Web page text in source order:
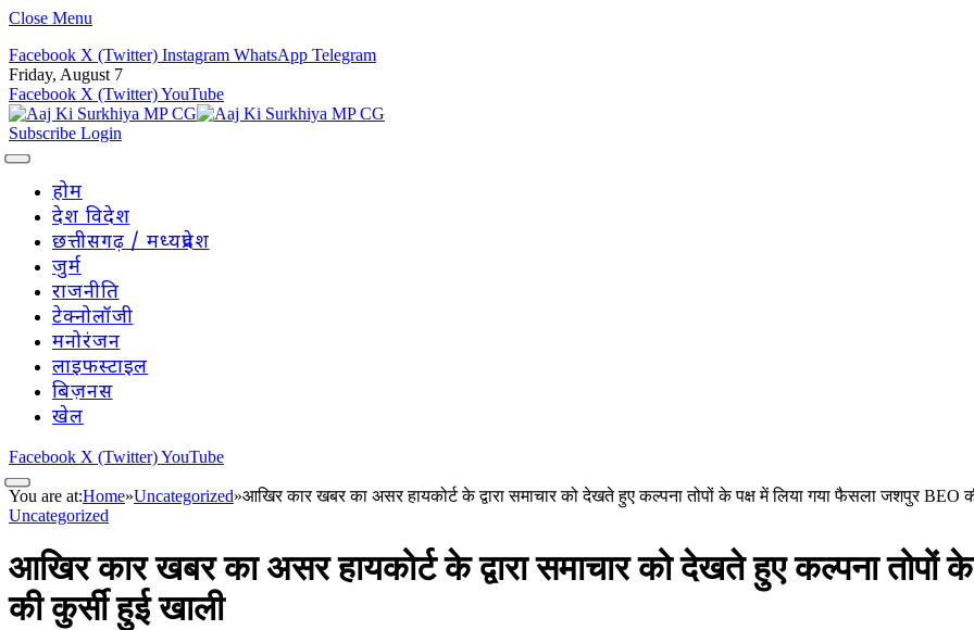
Close Menu
Facebook X (Twitter) Instagram WhatsApp Telegram
Friday, August 7
Facebook X (Twitter)YouTube
Subscribe Login
होम
देश विदेश
छत्तीसगढ़ / मध्यप्रदेश
जुर्म
राजनीति
टेक्नोलॉजी
मनोरंजन
लाइफस्टाइल
बिज़नस
खेल
Facebook X (Twitter)YouTube
You are at:Home»Uncategorized»आखिर कार खबर का असर हायकोर्ट के द्वारा समाचार को देखते हुए कल्पना तोपों के पक्ष में लिया गया फैसला जशपुर BEO
Uncategorized
आखिर कार खबर का असर हायकोर्ट के द्वारा समाचार को देखते हुए कल्पना
की कुर्सी हुई खाली